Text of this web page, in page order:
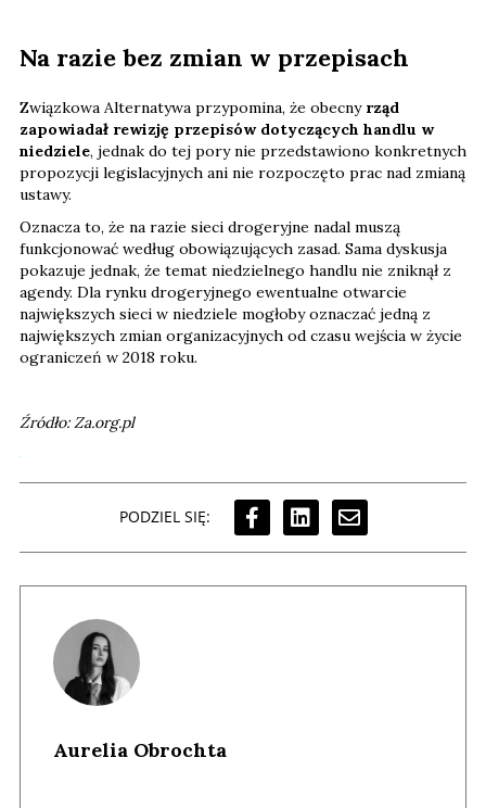
Na razie bez zmian w przepisach
Związkowa Alternatywa przypomina, że obecny rząd
zapowiadał rewizję przepisów dotyczących handlu w
niedziele, jednak do tej pory nie przedstawiono konkretnych
propozycji legislacyjnych ani nie rozpoczęto prac nad zmianą
ustawy.
Oznacza to, że na razie sieci drogeryjne nadal muszą
funkcjonować według obowiązujących zasad. Sama dyskusja
pokazuje jednak, że temat niedzielnego handlu nie zniknął z
agendy. Dla rynku drogeryjnego ewentualne otwarcie
największych sieci w niedziele mogłoby oznaczać jedną z
największych zmian organizacyjnych od czasu wejścia w życie
ograniczeń w 2018 roku.
Źródło: Za.org.pl
PODZIEL SIĘ:
Aurelia Obrochta